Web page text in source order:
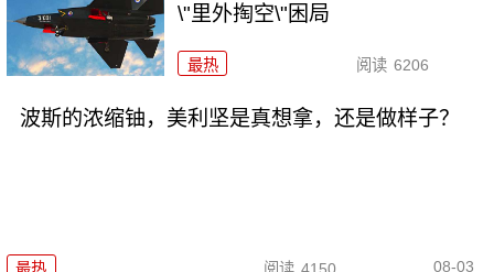
\"里外掏空\"困局
最热 阅读 6206
波斯的浓缩铀，美利坚是真想拿，还是做样子？
08-03